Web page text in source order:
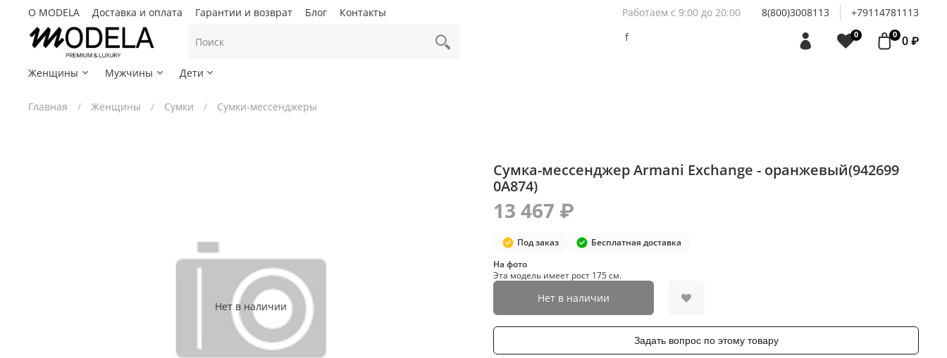
О MODELA Доставка и оплата Гарантии и возврат Блог Контакты Работаем с 9:00 до 20:00 8(800)3008113
+79114781113
f
0 0 0 ₽
Женщины Мужчины Дети
Главная Женщины Сумки Сумки-мессенджеры
Нет в наличии
Сумка-мессенджер Armani Exchange - оранжевый(942699
0A874)
Под заказ Бесплатная доставка
13 467 ₽
Нет в наличии
На фото
Эта модель имеет рост 175 см.
Задать вопрос по этому товару